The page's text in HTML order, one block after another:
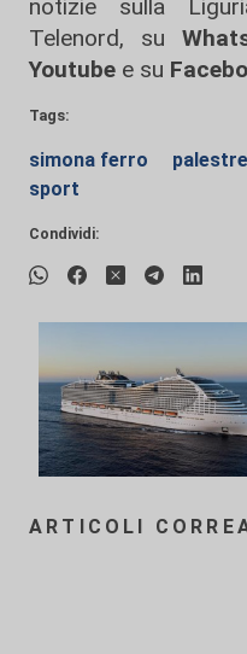
notizie sulla
Telenord, su
Youtube e su
Tags:
simona ferro palestre
sport
Condividi:
ARTICOLI